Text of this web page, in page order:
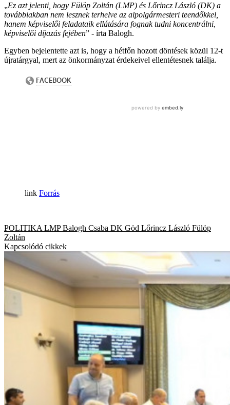
„Ez azt jelenti, hogy Fülöp Zoltán (LMP) és Lőrincz László (DK) a
továbbiakban nem lesznek terhelve az alpolgármesteri teendőkkel,
hanem képviselői feladataik ellátására fognak tudni koncentrálni,
képviselői díjazás fejében” - írta Balogh.
Egyben bejelentette azt is, hogy a hétfőn hozott döntések közül 12-t
újratárgyal, mert az önkormányzat érdekeivel ellentétesnek találja.
Forrás
POLITIKA LMP Balogh Csaba DK Göd Lőrincz László Fülöp
Zoltán
Kapcsolódó cikkek